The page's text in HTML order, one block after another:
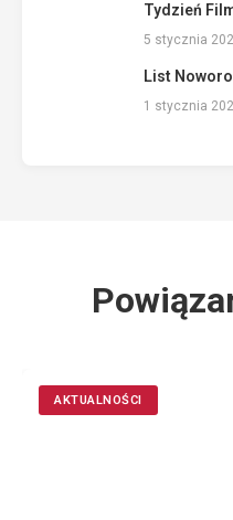
Tydzień
5 stycznia
List
1 stycznia
AKTUALNOŚCI